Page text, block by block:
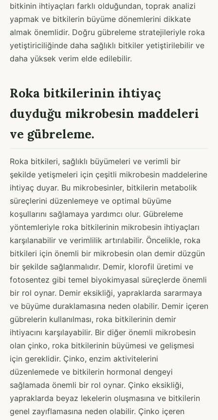
bitkinin ihtiyaçları farklı olduğundan, toprak analizi
yapmak ve bitkilerin büyüme dönemlerini dikkate
almak önemlidir. Doğru gübreleme stratejileriyle roka
yetiştiriciliğinde daha sağlıklı bitkiler yetiştirilebilir ve
daha yüksek verim elde edilebilir.
Roka bitkilerinin ihtiyaç
duyduğu mikrobesin maddeleri
ve gübreleme.
Roka bitkileri, sağlıklı büyümeleri ve verimli bir
şekilde yetişmeleri için çeşitli mikrobesin maddelerine
ihtiyaç duyar. Bu mikrobesinler, bitkilerin metabolik
süreçlerini düzenlemeye ve optimal büyüme
koşullarını sağlamaya yardımcı olur. Gübreleme
yöntemleriyle roka bitkilerinin mikrobesin ihtiyaçları
karşılanabilir ve verimlilik artırılabilir. Öncelikle, roka
bitkileri için önemli bir mikrobesin olan demir düzgün
bir şekilde sağlanmalıdır. Demir, klorofil üretimi ve
fotosentez gibi temel biyokimyasal süreçlerde önemli
bir rol oynar. Demir eksikliği, yapraklarda sararmaya
ve büyüme duraklamasına neden olabilir. Demir içeren
gübrelerin kullanılması, roka bitkilerinin demir
ihtiyacını karşılayabilir. Bir diğer önemli mikrobesin
olan çinko, roka bitkilerinin büyümesi ve gelişmesi
için gereklidir. Çinko, enzim aktivitelerini
düzenlemede ve bitkilerin hormonal dengeyi
sağlamada önemli bir rol oynar. Çinko eksikliği,
yapraklarda beyaz lekelerin oluşmasına ve bitkilerin
genel zayıflamasına neden olabilir. Çinko içeren